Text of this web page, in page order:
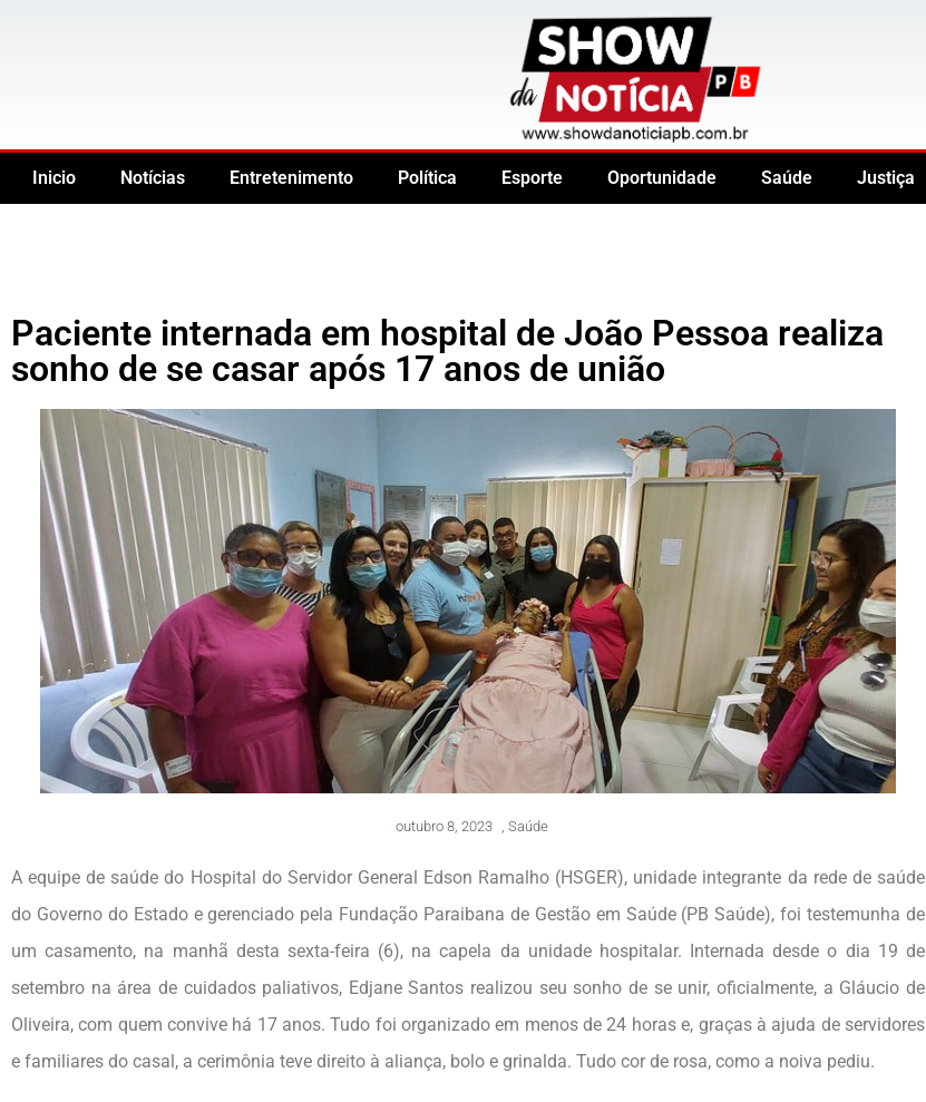
Inicio Notícias Entretenimento Política Esporte Oportunidade Saúde Justiça
Paciente internada em hospital de João Pessoa realiza
sonho de se casar após 17 anos de união
outubro 8, 2023 Saúde
A equipe de saúde do Hospital do Servidor General Edson Ramalho (HSGER), unidade integrante da rede de saúde
do Governo do Estado e gerenciado pela Fundação Paraibana de Gestão em Saúde (PB Saúde), foi testemunha de
um casamento, na manhã desta sexta-feira (6), na capela da unidade hospitalar. Internada desde o dia 19 de
setembro na área de cuidados paliativos, Edjane Santos realizou seu sonho de se unir, oficialmente, a Gláucio de
Oliveira, com quem convive há 17 anos. Tudo foi organizado em menos de 24 horas e, graças à ajuda de servidores
e familiares do casal, a cerimônia teve direito à aliança, bolo e grinalda. Tudo cor de rosa, como a noiva pediu.